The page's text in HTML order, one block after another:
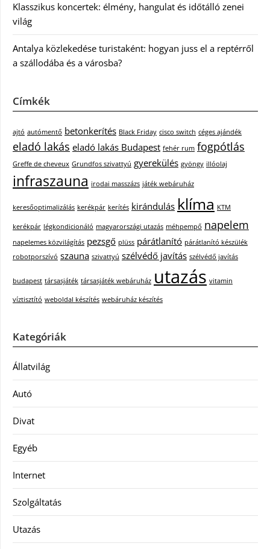
Klasszikus koncertek: élmény, hangulat és időtálló zenei
világ
Antalya közlekedése turistaként: hogyan juss el a reptérről
a szállodába és a városba?
Címkék
ajtó autómentő betonkerítés Black Friday cisco switch céges ajándék
eladó lakás eladó lakás Budapest fehér rum fogpótlás
Greffe de cheveux Grundfos szivattyú gyerekülés gyöngy illóolaj
infraszauna irodai masszázs játék webáruház
keresőoptimalizálás kerékpár kerítés kirándulás klíma KTM
kerékpár légkondicionáló magyarországi utazás méhpempő napelem
napelemes közvilágítás pezsgő plüss párátlanító párátlanító készülék
robotporszívó szauna szivattyú szélvédő javítás szélvédő javítás
budapest társasjáték társasjáték webáruház utazás vitamin
víztisztító weboldal készítés webáruház készítés
Kategóriák
Állatvilág
Autó
Divat
Egyéb
Internet
Szolgáltatás
Utazás